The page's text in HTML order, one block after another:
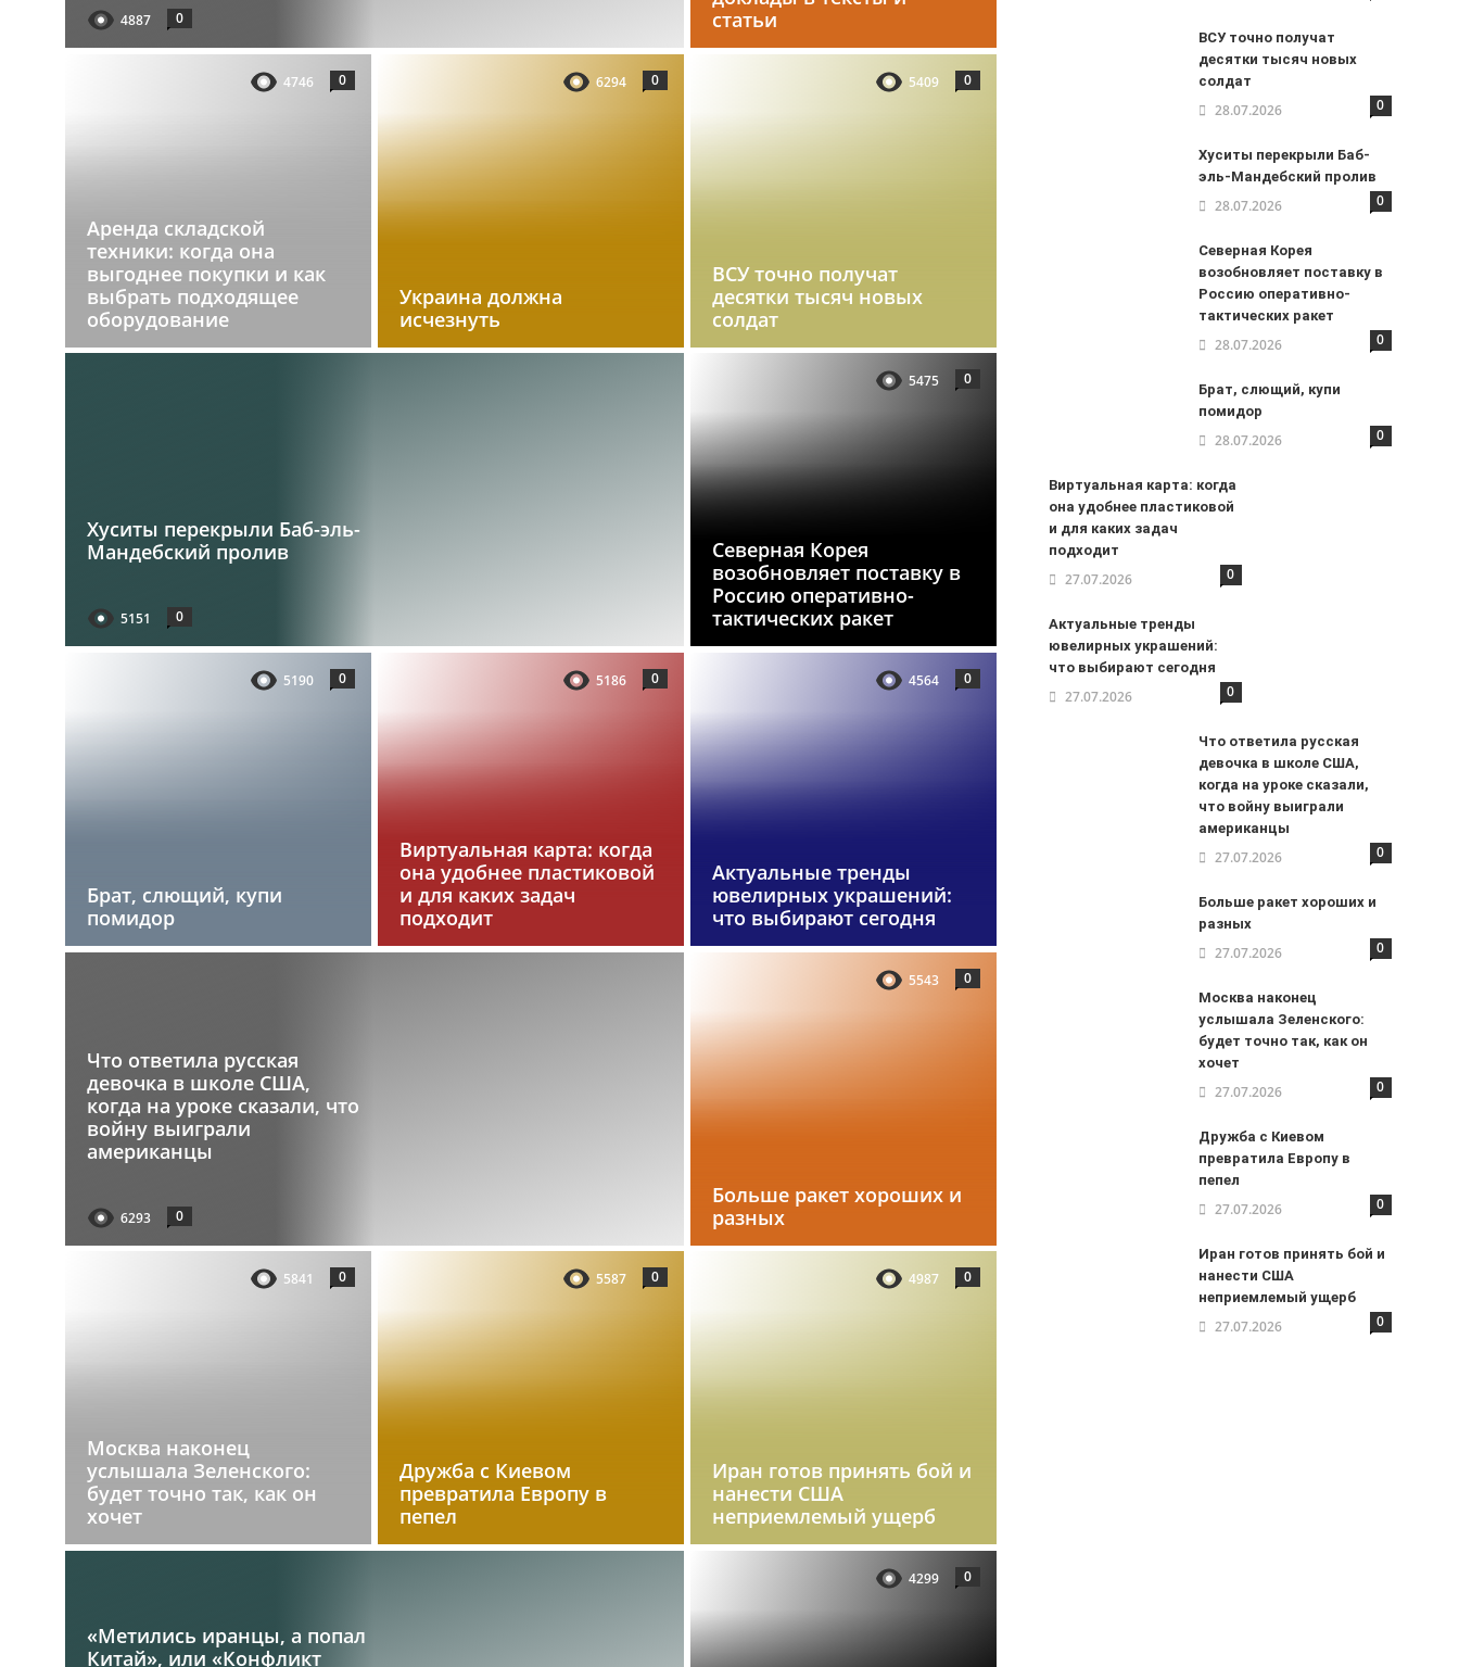
4887 0
статьи
Аренда складской
техники: когда она
выгоднее покупки и как
выбрать подходящее
оборудование
4746 0
Украина должна
исчезнуть
6294 0
ВСУ точно получат
десятки тысяч новых
солдат
5409 0
Хуситы перекрыли Баб-эль-
Мандебский пролив
5151 0
Северная Корея
возобновляет поставку в
Россию оперативно-
тактических ракет
5475 0
Брат, слющий, купи
помидор
5190 0
Виртуальная карта: когда
она удобнее пластиковой
и для каких задач
подходит
5186 0
Актуальные тренды
ювелирных украшений:
что выбирают сегодня
4564 0
Что ответила русская
девочка в школе США,
когда на уроке сказали, что
войну выиграли
американцы
6293 0
Больше ракет хороших и
разных
5543 0
Москва наконец
услышала Зеленского:
будет точно так, как он
хочет
5841 0
Дружба с Киевом
превратила Европу в
пепел
5587 0
Иран готов принять бой и
нанести США
неприемлемый ущерб
4987 0
«Метились иранцы, а попал
Китай», или «Конфликт
4299 0
ВСУ точно получат
десятки тысяч новых
солдат
28.07.2026 0
Хуситы перекрыли Баб-
эль-Мандебский пролив
28.07.2026 0
Северная Корея
возобновляет поставку в
Россию оперативно-
тактических ракет
28.07.2026 0
Брат, слющий, купи
помидор
28.07.2026 0
Виртуальная карта: когда
она удобнее пластиковой
и для каких задач
подходит
27.07.2026 0
Актуальные тренды
ювелирных украшений:
что выбирают сегодня
27.07.2026 0
Что ответила русская
девочка в школе США,
когда на уроке сказали,
что войну выиграли
американцы
27.07.2026 0
Больше ракет хороших и
разных
27.07.2026 0
Москва наконец
услышала Зеленского:
будет точно так, как он
хочет
27.07.2026 0
Дружба с Киевом
превратила Европу в
пепел
27.07.2026 0
Иран готов принять бой и
нанести США
неприемлемый ущерб
27.07.2026 0